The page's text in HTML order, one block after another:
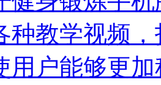
种教学视频
用户能够更